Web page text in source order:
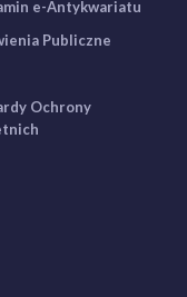
e-Antykwariatu
Publiczne
Ochrony